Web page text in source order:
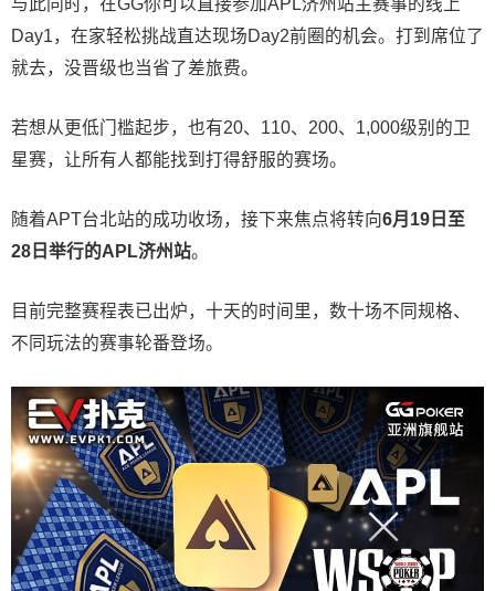
Day1，在家轻松挑战直达现场Day2前圈的机会。打到席位了
就去，没晋级也当省了差旅费。
若想从更低门槛起步，也有20、110、200、1,000级别的卫
星赛，让所有人都能找到打得舒服的赛场。
随着APT台北站的成功收场，接下来焦点将转向6月 19 日至
28 日举行的APL济州站。
目前完整赛程表已出炉，十天的时间里，数十场不同规格、
不同玩法的赛事轮番登场。